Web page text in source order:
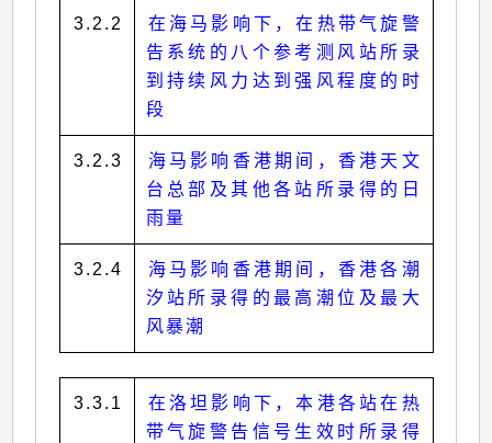
3.2.2
在海马影响下，在热带气旋警
告系统的八个参考测风站所录
到持续风力达到强风程度的时
段
3.2.3
海马影响香港期间，香港天文
台总部及其他各站所录得的日
雨量
3.2.4
海马影响香港期间，香港各潮
汐站所录得的最高潮位及最大
风暴潮
3.3.1
在洛坦影响下，本港各站在热
带气旋警告信号生效时所录得